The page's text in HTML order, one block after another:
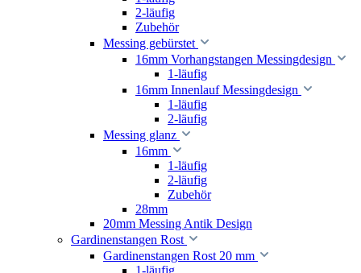
2-läufig
Zubehör
Messing gebürstet
16mm Vorhangstangen Messingdesign
1-läufig
16mm Innenlauf Messingdesign
1-läufig
2-läufig
Messing glanz
16mm
1-läufig
2-läufig
Zubehör
28mm
20mm Messing Antik Design
Gardinenstangen Rost
Gardinenstangen Rost 20 mm
1-läufig